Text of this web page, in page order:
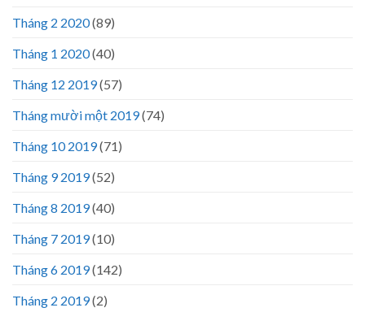
Tháng 2 2020(89)
Tháng 1 2020(40)
Tháng 12 2019(57)
Tháng mười một 2019(74)
Tháng 10 2019(71)
Tháng 9 2019(52)
Tháng 8 2019(40)
Tháng 7 2019(10)
Tháng 6 2019(142)
Tháng 2 2019(2)